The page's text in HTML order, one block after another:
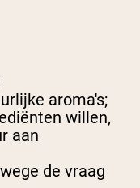
aroma's;
willen,
aan
de vraag